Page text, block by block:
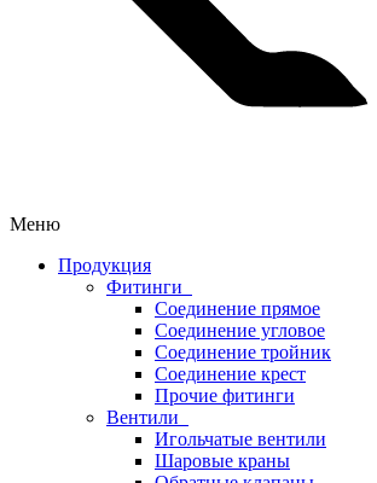
Меню
Продукция
Фитинги
Соединение прямое
Соединение угловое
Соединение тройник
Соединение крест
Прочие фитинги
Вентили
Игольчатые вентили
Шаровые краны